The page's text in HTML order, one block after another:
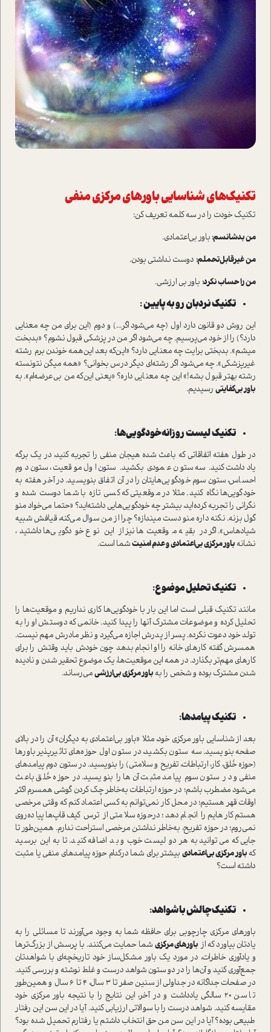
تکنیک‌های شناسایی باورهای مرکزی منفی
تکنیک خودت را در سه کلمه تعریف کن:
من بد‌شانسم:باور بی‌اعتمادی.
من غیرقابل‌تحملم: دوست نداشتی بودن.
من را حساب نکرد: باور بی ارزشی.
تکنیک نردبان رو به پایین :
این روش دو قانون دارد اول (چه می‌شود اگر...) و دوم (این برای من چه معنایی
دارد؟) را از خود می‌پرسیم. چه می‌شود اگر من در پزشکی قبول نشوم؟ «بدبخت
میشم». بدبختی برایت چه معنایی دارد؟ «این‌که بعد این‌همه خوندن برم رشته
غیرپزشکی». چه می‌شود اگر رشته‌ای دیگر درس بخوانی؟ «همه میگن نتونسته
رشته بهتر قبول بشه!» این چه معنایی داره؟ «یعنی این‌که من بی‌عرضه‌ام». به
باور بی‌کفایتی رسیدیم.
تکنیک لیست روزانه خودگویی‌ها:
در طول هفته اتفاقاتی که باعث شده هیجان منفی را تجربه کنید، در یک برگه
یادداشت کنید. سه ستون عمودی بکشید. ستون اول موقعیت، ستون دوم
احساس، ستون سوم خودگویی‌هایتان را در آن اتفاق بنویسید. در آخر هفته به
خودگویی‌ها نگاه کنید. مثلا در موقعیتی که کسی تازه با شما دوست شده و
نگرانی را تجربه کرده‌اید، بیشتر چه خودگویی‌هایی داشته‌اید؟ «حتما می‌خواد منو
گول بزنه. نکنه داره منو دست میندازه؟ چرا از من سوال می‌کنه، قیافش شبیه
شیادهاس». اگر در بقیه موقعیت‌ها نیز از این نوع خودگویی‌ها داشتید،
نشانه باور مرکزی بی‌اعتمادی و عدم امنیتشما است.
تکنیک تحلیل موضوع:
مانند تکنیک قبلی است اما این بار با خودگویی‌ها کاری نداریم و موقعیت‌ها را
تحلیل کرده و موضوعات مشترک آنها را پیدا کنید. خانمی که دوستش او را به
تولد خود دعوت نکرده. پسر از پدرش اجازه می‌گیرد و نظر مادرش مهم نیست.
همسرش گفته کارهای خانه را او انجام بدهد چون خودش باید وقتش را برای
کارهای مهم‌تر بگذارد. در همه این موقعیت‌ها، یک موضوع تحقیر شدن و نادیده
شدن مشترک بوده و شخص را به باور مرکزی بی‌ارزشیمی‌رساند.
تکنیک پیامدها:
بعد از شناسایی باور مرکزی خود، مثلا «باور بی‌اعتمادی به دیگران» آن را در بالای
صفحه بنویسید. سه ستون بکشید، در ستون اول حوزه‌های تاثیرپذیر باورها
(حوزه خُلق، کار، ارتباطات، تفریح و سلامتی) را بنویسید. در ستون دوم پیامدهای
منفی و در ستون سوم پیامد مثبت آن‌ها را بنویسید. در حوزه خُلق باعث
می‌شود مضطرب باشم؛ در حوزه ارتباطات به‌خاطر چک کردن گوشی همسرم اکثر
اوقات قهر هستیم؛ در محل کار نمی‌توانم به کسی اعتماد کنم که وقتی مرخصی
هستم کارهایم را انجام دهد؛ درحوزه سلامتی از ترس کیف‌قاپ‌ها پیاده‌روی
نمی‌روم؛ در حوزه تفریح، به‌خاطر نداشتن مرخصی استراحت ندارم. همین‌طور تا
جایی که می‌توانید به هر دو لیست خوب و بد اضافه کنید. تا به این برسید
که باور مرکزی بی‌اعتمادی بیشتر برای شما درکدام حوزه پیامدهای منفی یا مثبت
داشته است؟
تکنیک چالش با شواهد:
باورهای‌ مرکزی‌ چارچوبی‌ برای‌ حافظه شما به وجود می‌‌آورند تا مسائلی را به
یادتان بیاورد که از باورهای‌ مرکزی‌‌ شما حمایت می‌کنند. با پرسش از بزرگ‌ترها
و یادآوری خاطرات، در مورد یک باور مشکل‌ساز خود تاریخچه‌ای با شواهدتان
جمع‌آوری کنید و آن‌ها را در دو ستون شواهد درست و غلط نوشته و بررسی کنید.
در صفحات جداگانه در جداولی از سنین صفر تا 3 سال، 4 تا 6 سال و همین‌طور
تا سن 20 سالگی یادداشت و در آخر، این نتایج را با نتیجه باور مرکزی خود
مقایسه کنید. شواهد درست را با سوالاتی ارزیابی کنید. آیا در این سن این رفتار
طبیعی بوده؟ آیا در این سن من حق انتخاب داشتم یا رفتارم تحمیل شده بود؟